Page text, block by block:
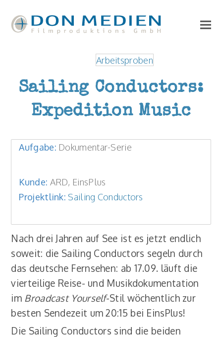
Sailing Conductors:
Expedition Music
Arbeitsproben
Aufgabe: Dokumentar-Serie
Kunde: ARD, EinsPlus
Projektlink: Sailing Conductors
Nach drei Jahren auf See ist es jetzt endlich
soweit: die Sailing Conductors segeln durch
das deutsche Fernsehen: ab 17.09. läuft die
vierteilige Reise- und Musikdokumentation
im Broadcast Yourself-Stil wöchentlich zur
besten Sendezeit um 20:15 bei EinsPlus!
Die Sailing Conductors sind die beiden